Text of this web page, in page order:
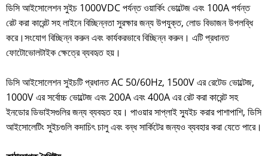
ডিসি আইসোলেশন সুইচ 1000VDC পর্যন্ত ওয়ার্কিং ভোল্টেজ এবং 100A পর্যন্ত
রেট করা কারেন্ট সহ লাইনে বিচ্ছিন্নতা সুরক্ষার জন্য উপযুক্ত, লোড বিভাজন উপলব্ধি
করে।সংযোগ বিচ্ছিন্ন করুন এবং কার্যকরভাবে বিচ্ছিন্ন করুন। এটি প্রধানত
ফোটোভোলটাইক ক্ষেত্রে ব্যবহৃত হয়।
ডিসি আইসোলেশন সুইচটি প্রধানত AC 50/60Hz, 1500V এর রেটেড ভোল্টেজ,
1000V এর সর্বোচ্চ ভোল্টেজ এবং 200A এবং 400A এর রেট করা কারেন্ট সহ
ইনডোর ডিভাইসগুলির জন্য ব্যবহৃত হয়। পাওয়ার সাপ্লাই স্যুইচ করার পাশাপাশি, ডিসি
আইসোলেটিং সুইচগুলি কদাচিৎ চালু এবং বন্ধ সার্কিটের জন্যও ব্যবহার করা যেতে পারে।